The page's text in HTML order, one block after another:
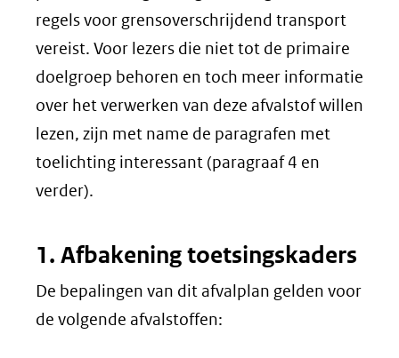
regels voor grensoverschrijdend transport
vereist. Voor lezers die niet tot de primaire
doelgroep behoren en toch meer informatie
over het verwerken van deze afvalstof willen
lezen, zijn met name de paragrafen met
toelichting interessant (paragraaf 4 en
verder).
1. Afbakening toetsingskaders
De bepalingen van dit afvalplan gelden voor
de volgende afvalstoffen: